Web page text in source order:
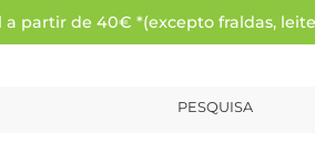
partir de 40€ *(excepto fraldas,
PESQUISA